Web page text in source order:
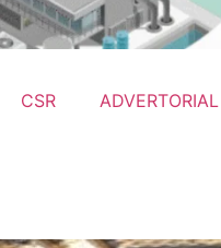
CSR ADVERTORIAL